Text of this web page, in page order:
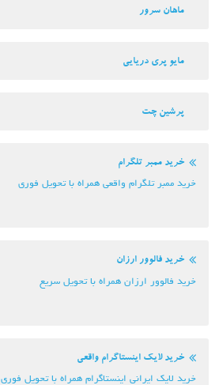
ماهان سرور
مایو پری دریایی
پرشین چت
خرید ممبر تلگرام
خرید ممبر تلگرام واقعی همراه با تحویل فوری
خرید فالوور ارزان
خرید فالوور ارزان همراه با تحویل سریع
خرید لایک اینستاگرام واقعی
خرید لایک ایرانی اینستاگرام همراه با تحویل فوری